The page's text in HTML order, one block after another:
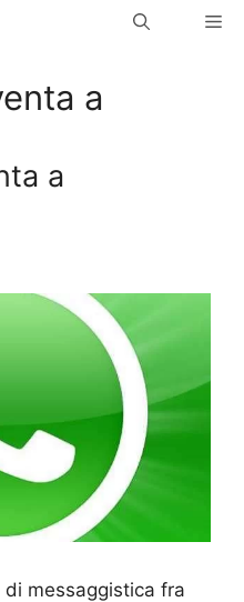
a
a
messaggistica fra